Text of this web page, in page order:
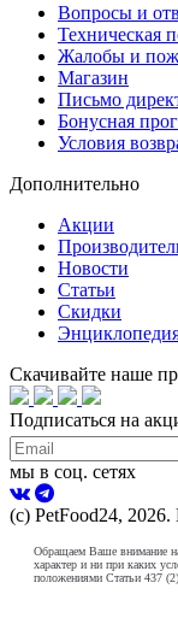
Вопросы и
Техническая
Жалобы и
Магазин
Письмо
Бонусная
Условия
Дополнительно
Акции
Новости
Статьи
Скидки
Скачивайте наше
Подписаться на
мы в соц. сетях
(с) PetFood24,
Обращаем Ваше внимание
характер и ни при каких
положениями Статьи 437